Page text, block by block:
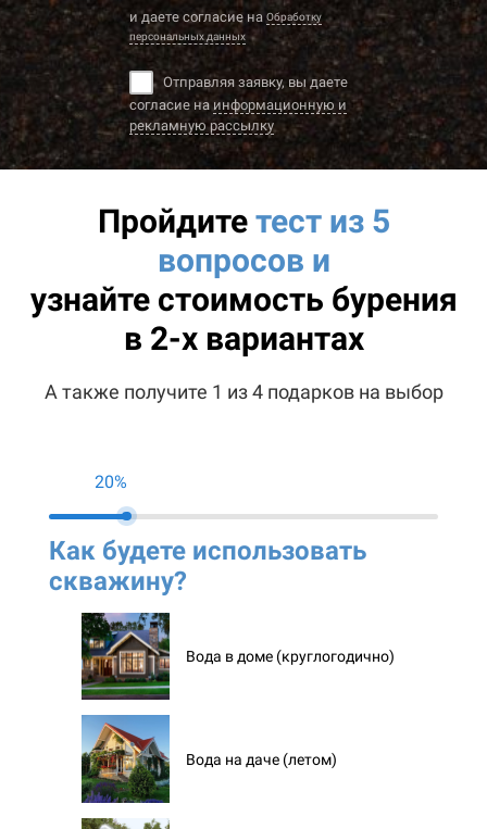
и даете согласие на Обработку
персональных данных
Отправляя заявку, вы даете
согласие наинформационную и
рекламную рассылку
Пройдитетест из 5
вопросов и
узнайте стоимость бурения
в 2-х вариантах
А также получите 1 из 4 подарков на выбор
20%
Как будете использовать
скважину?
Вода в доме (круглогодично)
Вода на даче (летом)